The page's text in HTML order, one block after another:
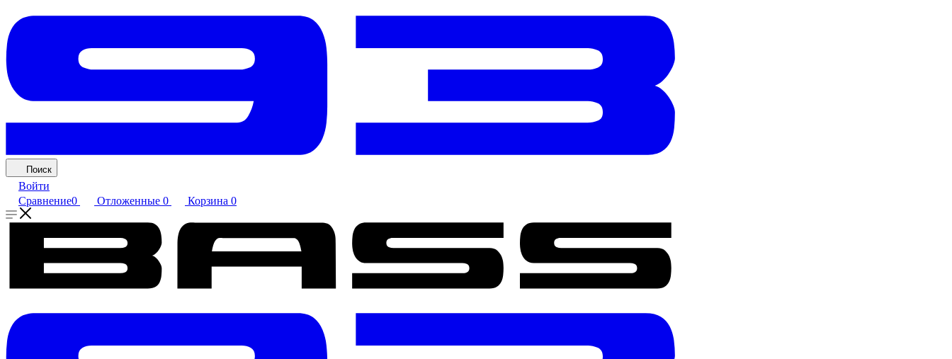
Поиск
Войти
Сравнение0 Отложенные 0 Корзина 0